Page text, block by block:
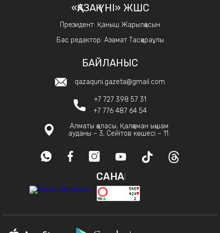
«ҚАЗАҚ ҮНІ» ЖШС
Президент: Қаныш Жарылқасын
Бас редактор: Азамат Тасқараұлы
БАЙЛАНЫС
qazaquni.gazeta@gmail.com
+7 727 398 57 31
+7 776 487 64 54
Алматы қаласы, Қалқаман ықшам
ауданы – 3, Сейітов көшесі – 11.
САНАҚ